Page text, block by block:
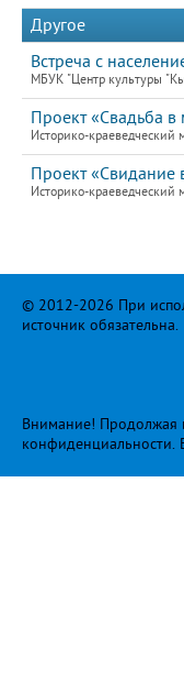
Другое
Встреча с
МБУК "Центр культуры
Проект «Свадьба в
Историко-краеведческий
Проект «Свидание
Историко-краеведческий
© 2012-2026 При
источник обязательна.
Внимание! Продолжая
конфиденциальности.